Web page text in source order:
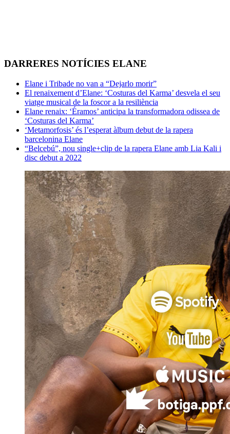
DARRERES NOTÍCIES ELANE
Elane i Tribade no van a “Dejarlo morir”
El renaixement d’Elane: ‘Costuras del Karma’ desvela el seu
viatge musical de la foscor a la resiliència
Elane renaix: ‘Éramos’ anticipa la transformadora odissea de
‘Costuras del Karma’
‘Metamorfosis’ és l’esperat àlbum debut de la rapera
barcelonina Elane
“Belcebú”, nou single+clip de la rapera Elane amb Lia Kali i
disc debut a 2022